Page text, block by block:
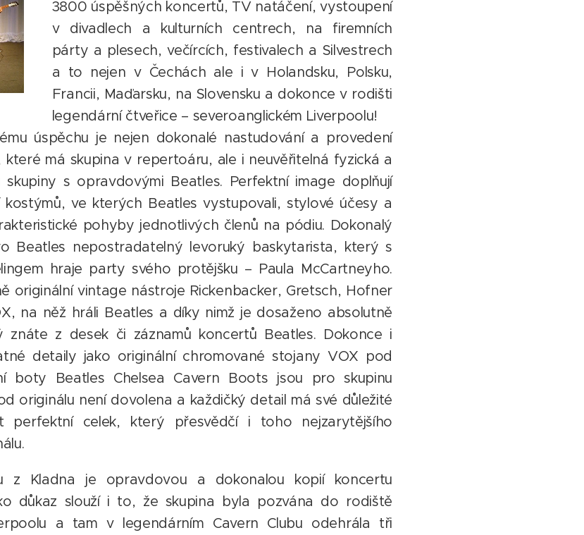
3800 úspěšných koncertů, TV natáčení, vystoupení
v divadlech a kulturních centrech, na firemních
párty a plesech, večírcích, festivalech a Silvestrech
a to nejen v Čechách ale i v Holandsku, Polsku,
Francii, Maďarsku, na Slovensku a dokonce v rodišti
legendární čtveřice – severoanglickém Liverpoolu!
úspěchu je nejen dokonalé nastudování a provedení
má skupina v repertoáru, ale i neuvěřitelná fyzická a
s opravdovými Beatles. Perfektní image doplňují
ve kterých Beatles vystupovali, stylové účesy a
pohyby jednotlivých členů na pódiu. Dokonalý
Beatles nepostradatelný levoruký baskytarista, který s
hraje party svého protějšku – Paula McCartneyho.
originální vintage nástroje Rickenbacker, Gretsch, Hofner
na něž hráli Beatles a díky nimž je dosaženo absolutně
znáte z desek či záznamů koncertů Beatles. Dokonce i
detaily jako originální chromované stojany VOX pod
boty Beatles Chelsea Cavern Boots jsou pro skupinu
originálu není dovolena a každičký detail má své důležité
perfektní celek, který přesvědčí i toho nejzarytějšího
z Kladna je opravdovou a dokonalou kopií koncertu
důkaz slouží i to, že skupina byla pozvána do rodiště
a tam v legendárním Cavern Clubu odehrála tři